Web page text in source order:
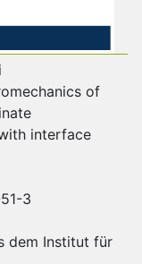
of
interface
3
dem Institut für